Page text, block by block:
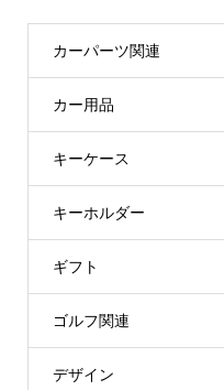
カーパーツ関連
カー用品
キーケース
キーホルダー
ギフト
ゴルフ関連
デザイン